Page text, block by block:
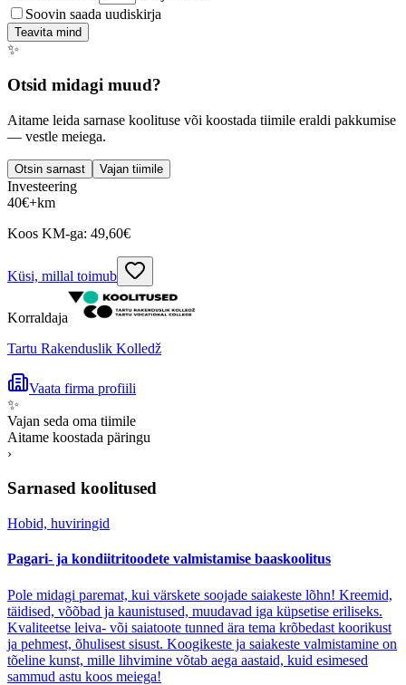
Soovin saada uudiskirja
Teavita mind
✨
Otsid midagi muud?
Aitame leida sarnase koolituse või koostada tiimile eraldi pakkumise
— vestle meiega.
Otsin sarnast Vajan tiimile
Investeering
40€+km
Koos KM-ga: 49,60€
Küsi, millal toimub
Korraldaja
Tartu Rakenduslik Kolledž
Vaata firma profiili
✨
Vajan seda oma tiimile
Aitame koostada päringu
›
Sarnased koolitused
Hobid, huviringid
Pagari- ja kondiitritoodete valmistamise baaskoolitus
Pole midagi paremat, kui värskete soojade saiakeste lõhn! Kreemid,
täidised, võõbad ja kaunistused, muudavad iga küpsetise eriliseks.
Kvaliteetse leiva- või saiatoote tunned ära tema krõbedast koorikust
ja pehmest, õhulisest sisust. Koogikeste ja saiakeste valmistamine on
tõeline kunst, mille lihvimine võtab aega aastaid, kuid esimesed
sammud astu koos meiega!